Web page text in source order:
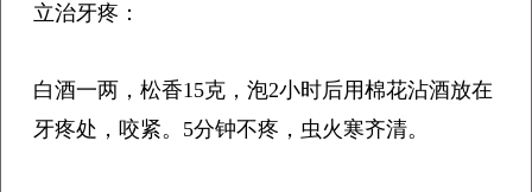
立治牙疼：
白酒一两，松香15克，泡2小时后用棉花沾酒放在
牙疼处，咬紧。5分钟不疼，虫火寒齐清。